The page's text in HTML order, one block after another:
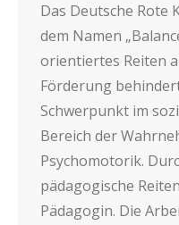
Das Deutsche Rote
dem Namen
orientiertes Reiten
Förderung
Schwerpunkt im
Bereich der
Psychomotorik.
pädagogische
Pädagogin. Die